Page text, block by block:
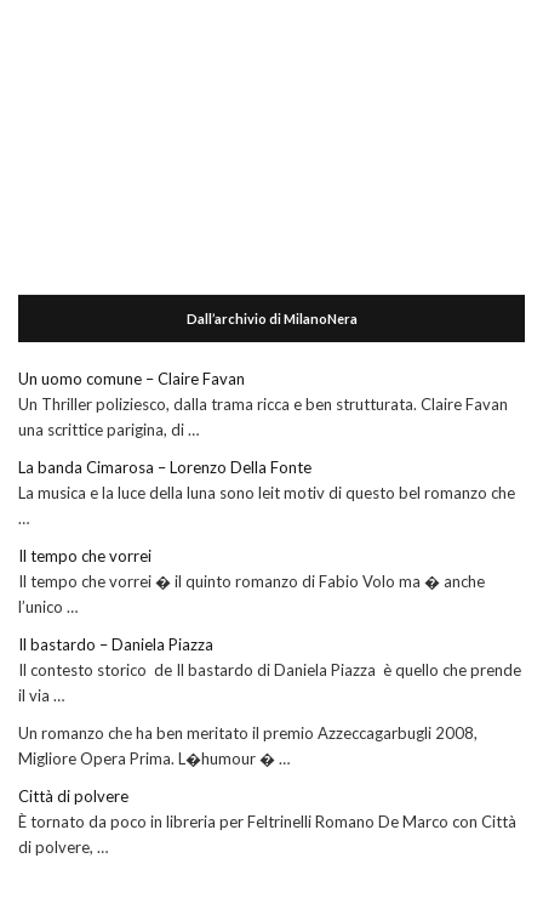
Dall’archivio di MilanoNera
Un uomo comune – Claire Favan
Un Thriller poliziesco, dalla trama ricca e ben strutturata. Claire Favan
una scrittice parigina, di …
La banda Cimarosa – Lorenzo Della Fonte
La musica e la luce della luna sono leit motiv di questo bel romanzo che
…
Il tempo che vorrei
Il tempo che vorrei � il quinto romanzo di Fabio Volo ma � anche
l’unico …
Il bastardo – Daniela Piazza
Il contesto storico de Il bastardo di Daniela Piazza è quello che prende
il via …
Un romanzo che ha ben meritato il premio Azzeccagarbugli 2008,
Migliore Opera Prima. L�humour � …
Città di polvere
È tornato da poco in libreria per Feltrinelli Romano De Marco con Città
di polvere, …